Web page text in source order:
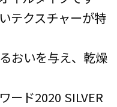
テクスチャーが特
おいを与え、乾燥
ード2020 SILVER